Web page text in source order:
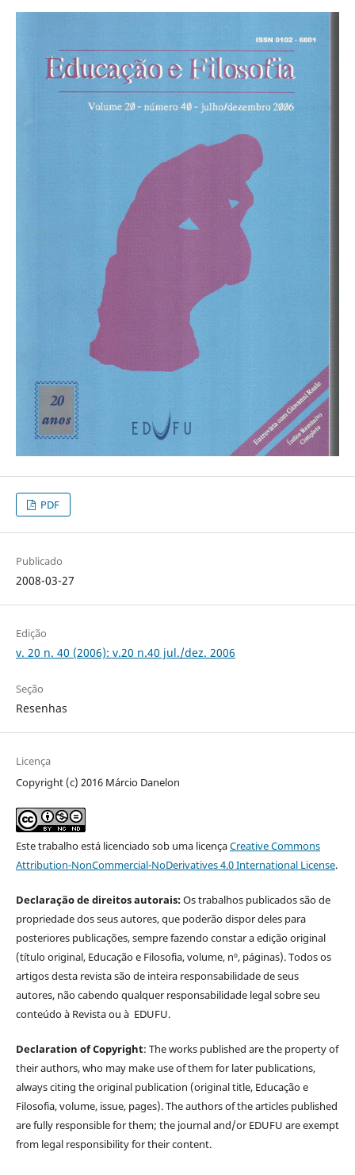
PDF
Publicado
2008-03-27
Edição
v. 20 n. 40 (2006): v.20 n.40 jul./dez. 2006
Seção
Resenhas
Licença
Copyright (c) 2016 Márcio Danelon
Este trabalho está licenciado sob uma licençaCreative Commons
Attribution-NonCommercial-NoDerivatives 4.0 International License.
Declaração de direitos autorais:Os trabalhos publicados são de
propriedade dos seus autores, que poderão dispor deles para
posteriores publicações, sempre fazendo constar a edição original
(título original, Educação e Filosofia, volume, nº, páginas). Todos os
artigos desta revista são de inteira responsabilidade de seus
autores, não cabendo qualquer responsabilidade legal sobre seu
conteúdo à Revista ou à EDUFU.
Declaration of Copyright: The works published are the property of
their authors, who may make use of them for later publications,
always citing the original publication (original title, Educação e
Filosofia, volume, issue, pages). The authors of the articles published
are fully responsible for them; the journal and/or EDUFU are exempt
from legal responsibility for their content.